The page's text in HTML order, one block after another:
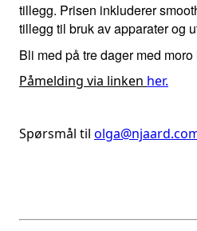
tillegg. Prisen inkluderer
tillegg til bruk av apparater og
Bli med på tre dager med
Påmelding via linken her.
Spørsmål til